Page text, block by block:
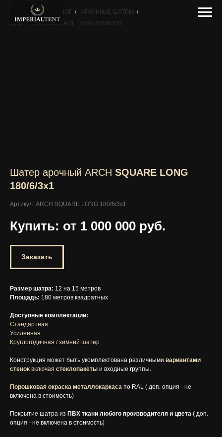
ГЛАВНАЯ / КАТАЛОГ / АРОЧНЫЕ ШАТРЫ
/
ШАТЕР ARCH SQUARE LONG 180/6/3X1
Шатер арочный ARCH SQUARE LONG
180/6/3x1
Артикул: ARCH SQUARE LONG 180/6/3x1
Купить: от 1 000 000 руб.
Заказать
Размер шатра: 12 на 15 метров
Площадь: 180 метров квадратных
Доступные комплектации:
Стандартная
Усиленная
Круглогодичная / зимний шатер
Конструкция может быть укомплектована различными вариантами
стенок включая стеклопакеты и входные группы.
Порошковая окраска металлокаркаса по RAL ( доп. опция - не
включена в стоимость)
Покрытие шатра из ПВХ ткани любого производителя и цвета ( доп.
опция - не включена в стоимость)